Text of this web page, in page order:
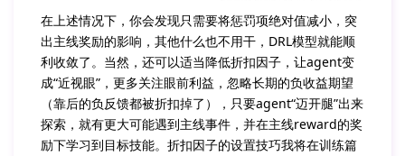
在上述情况下，你会发现只需要将惩罚项绝对值减小，突
出主线奖励的影响，其他什么也不用干，DRL模型就能顺
利收敛了。当然，还可以适当降低折扣因子，让agent变
成“近视眼”，更多关注眼前利益，忽略长期的负收益期望
（靠后的负反馈都被折扣掉了），只要agent“迈开腿”出来
探索，就有更大可能遇到主线事件，并在主线reward的奖
励下学习到目标技能。折扣因子的设置技巧我将在训练篇